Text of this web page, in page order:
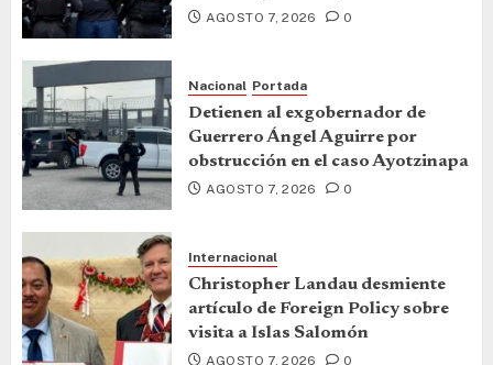
AGOSTO 7, 2026 0
Nacional Portada
Detienen al exgobernador de
Guerrero Ángel Aguirre por
obstrucción en el caso Ayotzinapa
AGOSTO 7, 2026 0
Internacional
Christopher Landau desmiente
artículo de Foreign Policy sobre
visita a Islas Salomón
AGOSTO 7, 2026 0